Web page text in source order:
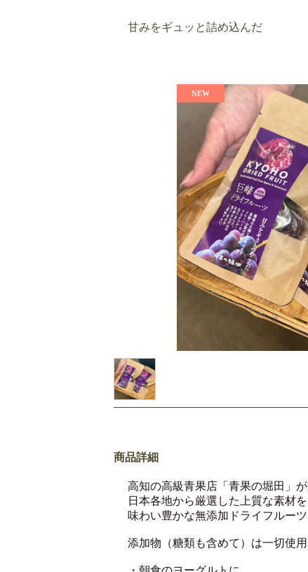
甘みをギュッと詰め込んだ
商品詳細
高知の高級青果店「青果の堀田」
日本各地から厳選した上質な素材
味わい豊かな無添加ドライフルーツ
添加物（糖類も含めて）は一切使用